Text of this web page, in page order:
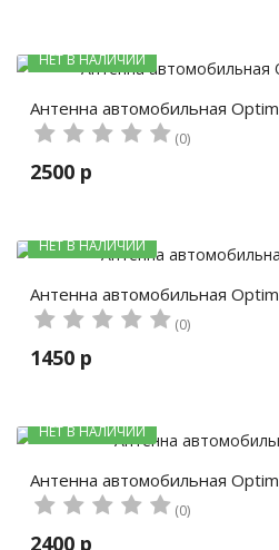
НЕТ В НАЛИЧИИ
Антенна автомобильная
(0)
2500 р
НЕТ В НАЛИЧИИ
Антенна автомобильная
(0)
1450 р
НЕТ В НАЛИЧИИ
Антенна автомобильная
(0)
2400 р